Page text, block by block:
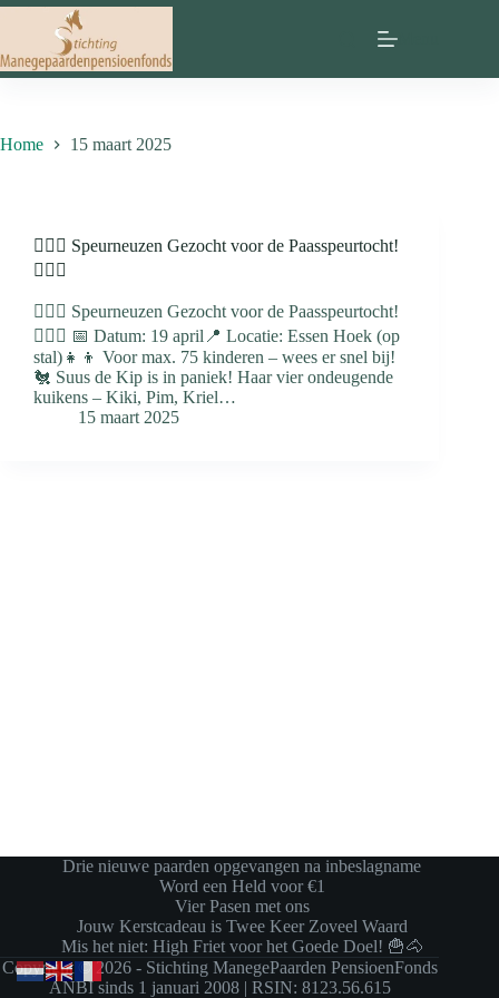
Ga
inhoud
Home 15 maart 2025
🕵️‍♂️🐣 Speurneuzen Gezocht voor de Paasspeurtocht!
🕵️‍♀️🥚
🕵️‍♂️🐣 Speurneuzen Gezocht voor de Paasspeurtocht!
🕵️‍♀️🥚 📅 Datum: 19 april📍 Locatie: Essen Hoek (op
stal)👧👦 Voor max. 75 kinderen – wees er snel bij!
🐔 Suus de Kip is in paniek! Haar vier ondeugende
kuikens – Kiki, Pim, Kriel…
15 maart 2025
Drie nieuwe paarden opgevangen na inbeslagname
Word een Held voor €1
Vier Pasen met ons
Jouw Kerstcadeau is Twee Keer Zoveel Waard
Mis het niet: High Friet voor het Goede Doel! 🍟🐴
Copyright © 2026 - Stichting ManegePaarden PensioenFonds
ANBI sinds 1 januari 2008 | RSIN: 8123.56.615